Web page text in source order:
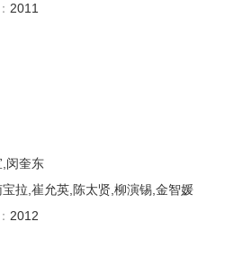
2011
闵奎东
拉,崔允英,陈太贤,柳演锡,金智媛
2012